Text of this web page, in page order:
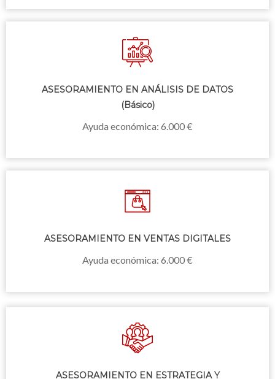
ASESORAMIENTO EN ANÁLISIS DE DATOS
(Básico)
Ayuda económica: 6.000 €
ASESORAMIENTO EN VENTAS DIGITALES
Ayuda económica: 6.000 €
ASESORAMIENTO EN ESTRATEGIA Y